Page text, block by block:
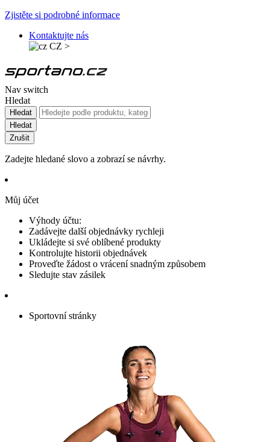
Zjistěte si podrobné informace
Kontaktujte nás
CZ >
Nav switch
Hledat
Hledat
Hledat
Zrušit
Zadejte hledané slovo a zobrazí se návrhy.
Můj účet
Výhody účtu:
Zadávejte další objednávky rychleji
Ukládejte si své oblíbené produkty
Kontrolujte historii objednávek
Proveďte žádost o vrácení snadným způsobem
Sledujte stav zásilek
Sportovní stránky